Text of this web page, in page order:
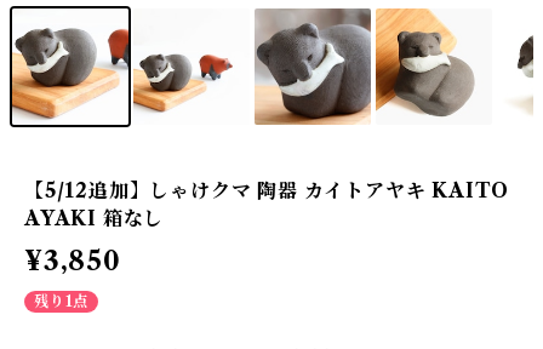
【5/12追加】しゃけクマ 陶器 カイトアヤキ KAITO
AYAKI 箱なし
¥3,850
残り1点